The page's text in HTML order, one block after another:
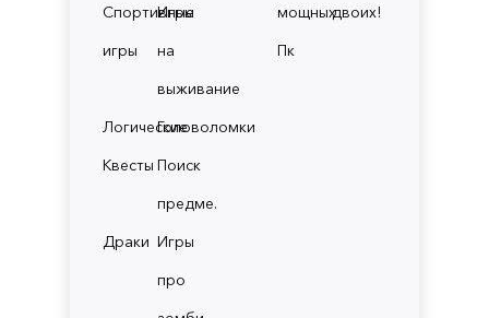
Спортивные
игры
Игры
на
выживание
ЛогическиеГоловоломки
Квесты Поиск
предме.
Драки Игры
про
мощных
Пк
двоих!